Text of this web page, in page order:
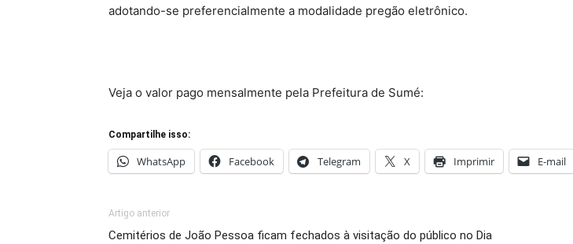
adotando-se preferencialmente a modalidade pregão eletrônico.
Veja o valor pago mensalmente pela Prefeitura de Sumé:
Compartilhe isso:
WhatsApp Facebook Telegram X Imprimir E-mail
Artigo anterior
Cemitérios de João Pessoa ficam fechados à visitação do público no Dia